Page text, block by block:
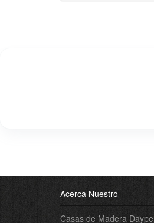
Acerca Nuestro
Casas de Madera Daype